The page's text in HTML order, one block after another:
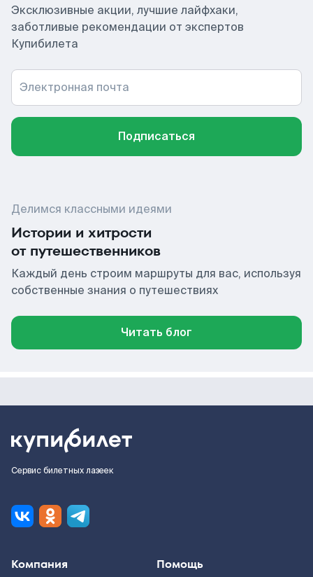
Эксклюзивные акции, лучшие лайфхаки,
заботливые рекомендации от экспертов
Купибилета
Электронная почта
Подписаться
Делимся классными идеями
Истории и хитрости
от путешественников
Каждый день строим маршруты для вас, используя
собственные знания о путешествиях
Читать блог
Сервис билетных лазеек
Компания Помощь